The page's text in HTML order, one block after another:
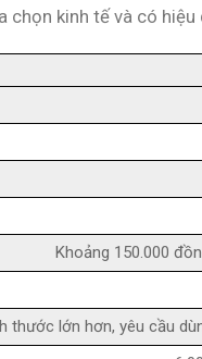
kinh tế và có
Khoảng 150.000
thước lớn hơn, yêu cầu